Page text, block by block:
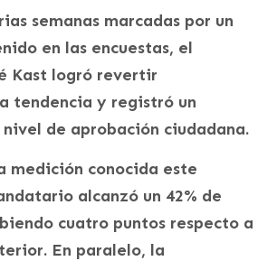
semanas marcadas por un
en las encuestas, el
Kast logró revertir
tendencia y registró un
nivel de aprobación ciudadana.
medición conocida este
alcanzó un 42% de
cuatro puntos respecto a
En paralelo, la